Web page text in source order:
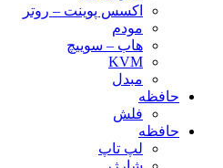
اکسس پوینت – روتر
مودم
هاب – سوییچ
KVM
مبدل
حافظه
فلش
حافظه
لپ تاپ